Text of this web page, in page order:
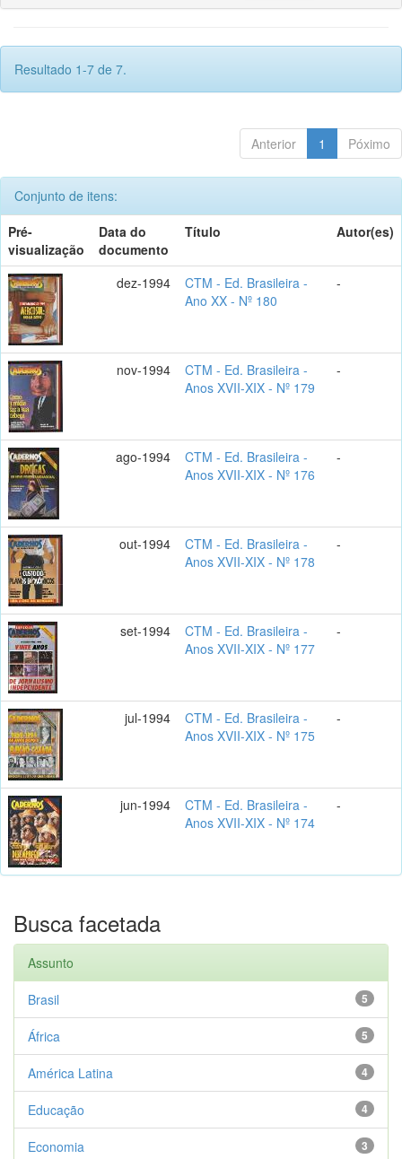
Resultado 1-7 de 7.
Anterior 1 Póximo
Conjunto de itens:
Pré-
visualização
Data do
documento
Título Autor(es)
dez-1994
CTM - Ed. Brasileira -
Ano XX - Nº 180
-
nov-1994
CTM - Ed. Brasileira -
Anos XVII-XIX - Nº 179
-
ago-1994
CTM - Ed. Brasileira -
Anos XVII-XIX - Nº 176
-
out-1994
CTM - Ed. Brasileira -
Anos XVII-XIX - Nº 178
-
set-1994
CTM - Ed. Brasileira -
Anos XVII-XIX - Nº 177
-
jul-1994
CTM - Ed. Brasileira -
Anos XVII-XIX - Nº 175
-
jun-1994
CTM - Ed. Brasileira -
Anos XVII-XIX - Nº 174
-
Busca facetada
Assunto
5
Brasil
5
África
4
América Latina
4
Educação
3
Economia